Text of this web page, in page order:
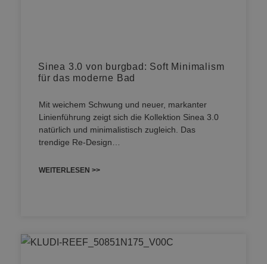
Sinea 3.0 von burgbad: Soft Minimalism
für das moderne Bad
Mit weichem Schwung und neuer, markanter
Linienführung zeigt sich die Kollektion Sinea 3.0
natürlich und minimalistisch zugleich. Das
trendige Re-Design…
WEITERLESEN >>